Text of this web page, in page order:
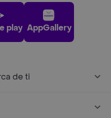
play AppGallery
de ti